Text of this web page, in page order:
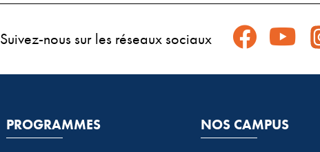
Suivez-nous sur les réseaux sociaux
PROGRAMMES NOS CAMPUS